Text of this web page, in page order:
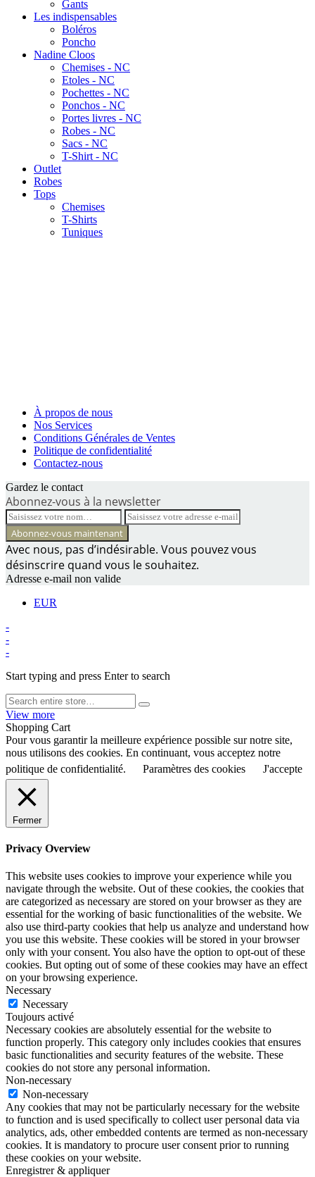
Gants
Les indispensables
Boléros
Poncho
Nadine Cloos
Chemises - NC
Etoles - NC
Pochettes - NC
Ponchos - NC
Portes livres - NC
Robes - NC
Sacs - NC
T-Shirt - NC
Outlet
Robes
Tops
Chemises
T-Shirts
Tuniques
À propos de nous
Nos Services
Conditions Générales de Ventes
Politique de confidentialité
Contactez-nous
Gardez le contact
Abonnez-vous à la newsletter
Avec nous, pas d’indésirable. Vous pouvez vous
désinscrire quand vous le souhaitez.
Adresse e-mail non valide
EUR
-
-
-
Start typing and press Enter to search
View more
Shopping Cart
Pour vous garantir la meilleure expérience possible sur notre site,
nous utilisons des cookies. En continuant, vous acceptez notre
politique de confidentialité.
Paramètres des cookies J'accepte
Fermer
Privacy Overview
This website uses cookies to improve your experience while you
navigate through the website. Out of these cookies, the cookies that
are categorized as necessary are stored on your browser as they are
essential for the working of basic functionalities of the website. We
also use third-party cookies that help us analyze and understand how
you use this website. These cookies will be stored in your browser
only with your consent. You also have the option to opt-out of these
cookies. But opting out of some of these cookies may have an effect
on your browsing experience.
Necessary
Necessary
Toujours activé
Necessary cookies are absolutely essential for the website to
function properly. This category only includes cookies that ensures
basic functionalities and security features of the website. These
cookies do not store any personal information.
Non-necessary
Non-necessary
Any cookies that may not be particularly necessary for the website
to function and is used specifically to collect user personal data via
analytics, ads, other embedded contents are termed as non-necessary
cookies. It is mandatory to procure user consent prior to running
these cookies on your website.
Enregistrer & appliquer